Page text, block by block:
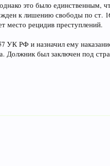
это было единственным,
к лишению свободы по ст.
место рецидив преступлений.
УК РФ и назначил ему
Должник был заключен под